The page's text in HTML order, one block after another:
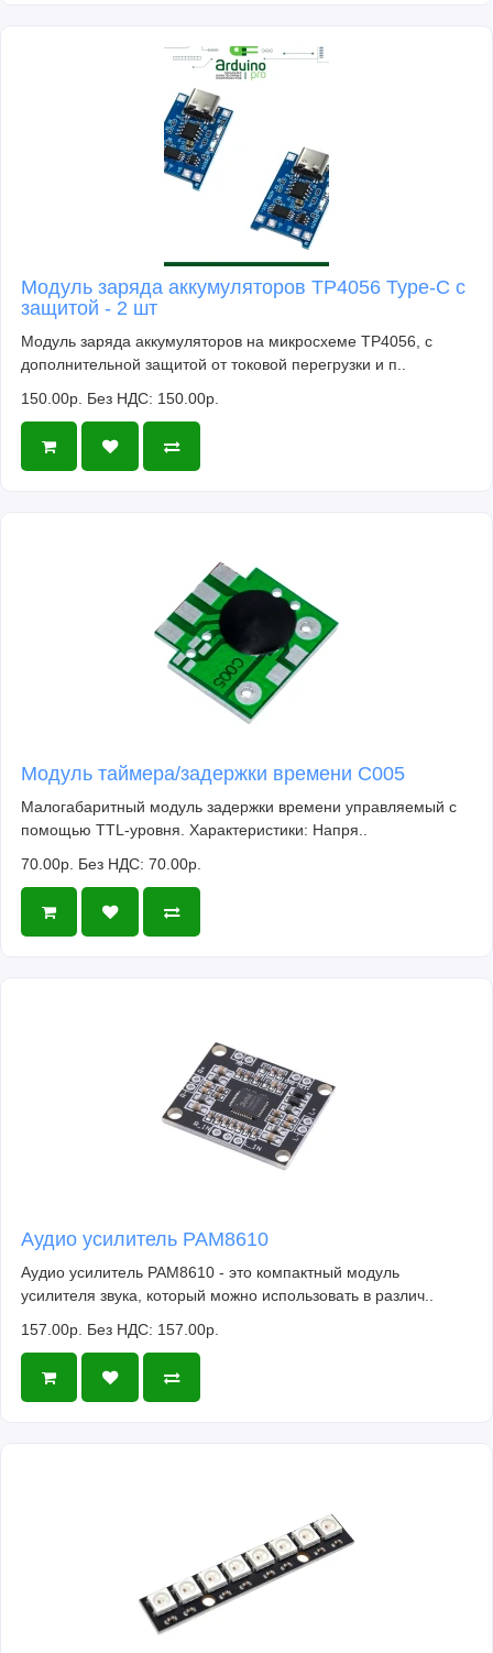
Модуль заряда аккумуляторов TP4056 Type-C с
защитой - 2 шт
Модуль заряда аккумуляторов на микросхеме TP4056, с
дополнительной защитой от токовой перегрузки и п..
150.00р. Без НДС: 150.00р.
Модуль таймера/задержки времени C005
Малогабаритный модуль задержки времени управляемый с
помощью TTL-уровня. Характеристики: Напря..
70.00р. Без НДС: 70.00р.
Аудио усилитель PAM8610
Аудио усилитель PAM8610 - это компактный модуль
усилителя звука, который можно использовать в различ..
157.00р. Без НДС: 157.00р.